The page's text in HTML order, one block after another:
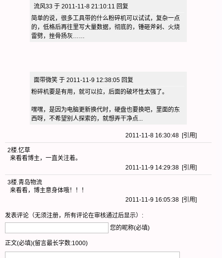
流风33 于 2011-11-8 21:10:11 回复
简单的说，很多工具带的什么粉碎机可以试试，复杂一点
的，低格后再往里写大量数据，彻底的，锤砸斧剁、火烧
雷劈，挫骨扬灰……
面带微笑 于 2011-11-9 12:38:05 回复
粉碎机要是有用，就可以拉，后面的破坏性太强了。
嘿嘿，是因为电脑更新换代时，硬盘也要换吧，里面的东
西呀，不希望别人探索的，就想弄干净点...
2011-11-8 16:30:48 [引用]
2楼.忆草
来看看博主，一直关注着。
2011-11-9 14:29:38 [引用]
3楼.青岛物流
来看看，博主意身体哦！！！
2011-11-9 16:05:38 [引用]
发表评论（无须注册，所有评论在审核通过后显示）:
您的昵称(必填)
正文(必填)(留言最长字数:1000)